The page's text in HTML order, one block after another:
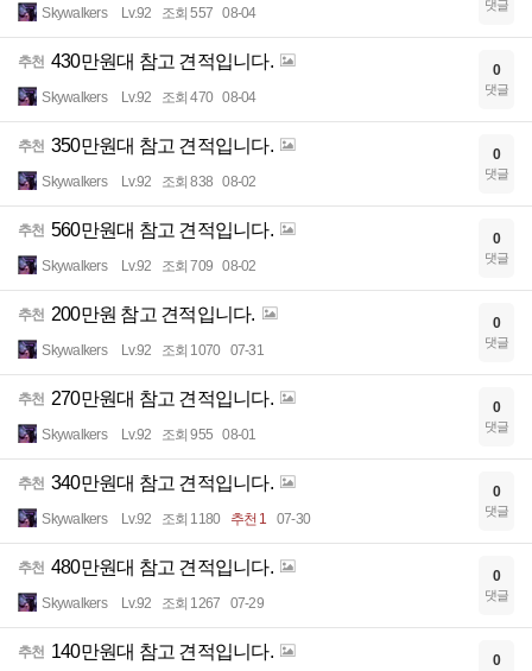
Skywalkers Lv.92 조회 557 08-04 댓글
추천 430만원대 참고 견적입니다.
Skywalkers Lv.92 조회 470 08-04
0
댓글
추천 350만원대 참고 견적입니다.
Skywalkers Lv.92 조회 838 08-02
0
댓글
추천 560만원대 참고 견적입니다.
Skywalkers Lv.92 조회 709 08-02
0
댓글
추천 200만원 참고 견적입니다.
Skywalkers Lv.92 조회 1070 07-31
0
댓글
추천 270만원대 참고 견적입니다.
Skywalkers Lv.92 조회 955 08-01
0
댓글
추천 340만원대 참고 견적입니다.
Skywalkers Lv.92 조회 1180 추천 1 07-30
0
댓글
추천 480만원대 참고 견적입니다.
Skywalkers Lv.92 조회 1267 07-29
0
댓글
추천 140만원대 참고 견적입니다. 0